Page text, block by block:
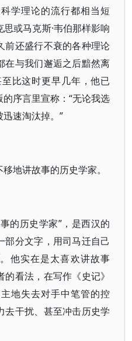
学理论的流行都相当短
或马克斯·韦伯那样影响
前还盛行不衰的各种理论
在与我们邂逅之后黯然离
比这时更早几年，他已
序言里宣称：“无论我选
速淘汰掉。”
地讲故事的历史学家。
的历史学家”，是西汉的
部分文字，用司马迁自己
他实在是太喜欢讲故事
看法，在写作《史记》
地失去对手中笔管的控
去干扰、甚至冲击历史学